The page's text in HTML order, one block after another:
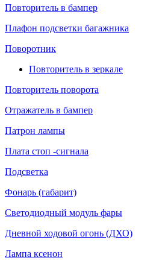
Повторитель в бампер
Плафон подсветки багажника
Поворотник
Повторитель в зеркале
Повторитель поворота
Отражатель в бампер
Патрон лампы
Плата стоп -сигнала
Подсветка
Фонарь (габарит)
Светодиодный модуль фары
Дневной ходовой огонь (ДХО)
Лампа ксенон